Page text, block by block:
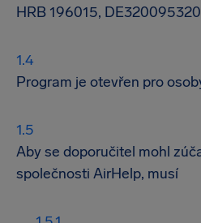
HRB 196015,
Program je otevřen pro
Aby se doporučitel mohl
společnosti AirHelp, musí